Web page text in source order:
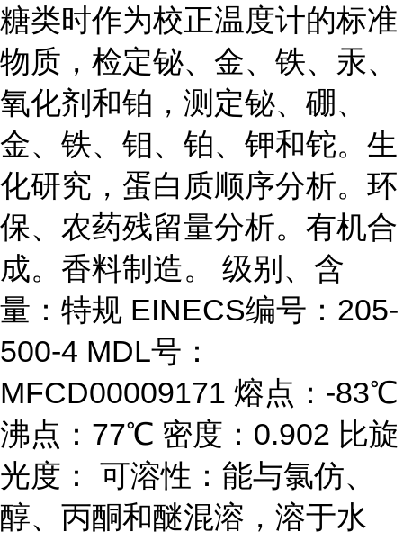
糖类时作为校正温度计的标准
物质，检定铋、金、铁、汞、
氧化剂和铂，测定铋、硼、
金、铁、钼、铂、钾和铊。生
化研究，蛋白质顺序分析。环
保、农药残留量分析。有机合
成。香料制造。 级别、含
量：特规 EINECS编号：205-
500-4 MDL号：
MFCD00009171 熔点：-83℃
沸点：77℃ 密度：0.902 比旋
光度： 可溶性：能与氯仿、
醇、丙酮和醚混溶，溶于水